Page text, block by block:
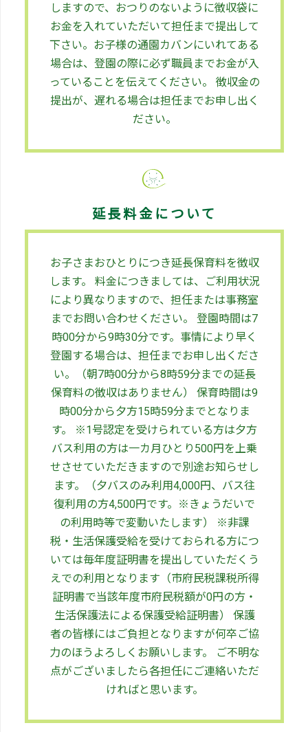
しますので、おつりのないように徴収袋に
お金を入れていただいて担任まで提出して
下さい。お子様の通園カバンにいれてある
場合は、登園の際に必ず職員までお金が入
っていることを伝えてください。 徴収金の
提出が、遅れる場合は担任までお申し出く
ださい。
延長料金について
お子さまおひとりにつき延長保育料を徴収
します。 料金につきましては、ご利用状況
により異なりますので、担任または事務室
までお問い合わせください。 登園時間は7
時00分から9時30分です。事情により早く
登園する場合は、担任までお申し出くださ
い。（朝7時00分から8時59分までの延長
保育料の徴収はありません） 保育時間は9
時00分から夕方15時59分までとなりま
す。 ※1号認定を受けられている方は夕方
バス利用の方は一カ月ひとり500円を上乗
せさせていただきますので別途お知らせし
ます。（夕バスのみ利用4,000円、バス往
復利用の方4,500円です。※きょうだいで
の利用時等で変動いたします） ※非課
税・生活保護受給を受けておられる方につ
いては毎年度証明書を提出 していただくう
えでの利用となります（市府民税課税所得
証明書で当該年度市府民税額が0円の方・
生活保護法による保護受給証明書） 保護
者の皆様にはご負担となりますが何卒ご協
力のほうよろしくお願いします。 ご不明な
点がございましたら各担任にご連絡いただ
ければと思います。